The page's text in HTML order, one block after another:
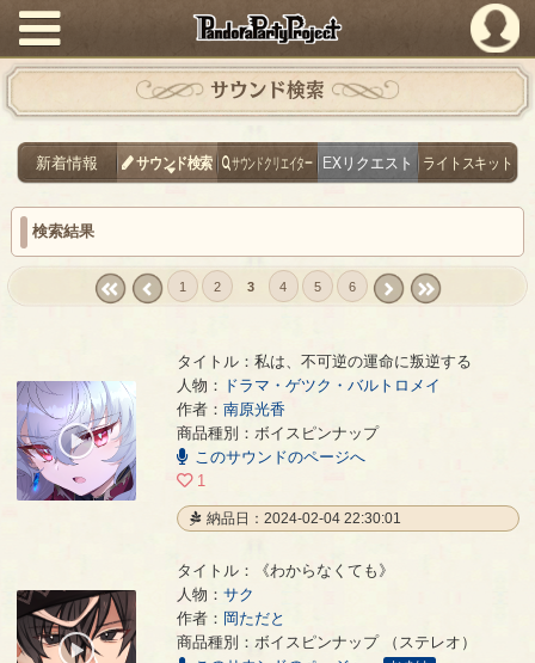
PandoraPartyProject
サウンド検索
新着情報 サウンド検索 サウンドクリエイター EXリクエスト ライトスキット
検索結果
1 2 3 4 5 6
私は、不可逆の運命に叛逆する - 南原光香
タイトル：私は、不可逆の運命に叛逆する
人物： ドラマ・ゲツク・バルトロメイ
作者： 南原光香
商品種別：ボイスピンナップ
このサウンドのページへ
1
納品日：2024-02-04 22:30:01
《わからなくても》 - 岡ただと
タイトル：《わからなくても》
人物： サク
作者： 岡ただと
商品種別：ボイスピンナップ （ステレオ）